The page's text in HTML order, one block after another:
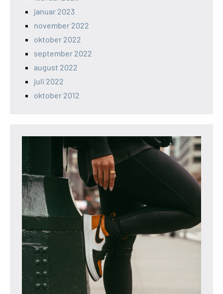
januar 2023
november 2022
oktober 2022
september 2022
august 2022
juli 2022
oktober 2012